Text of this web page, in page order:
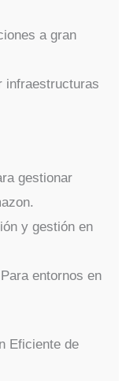
a gran
infraestructuras
gestionar
y gestión en
entornos en
Eficiente de